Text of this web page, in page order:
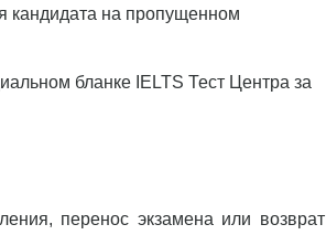
кандидата на пропущенном
бланке IELTS Тест Центра за
перенос экзамена или возврат